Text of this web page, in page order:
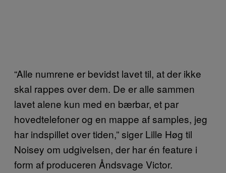
“Alle numrene er bevidst lavet til, at der ikke
skal rappes over dem. De er alle sammen
lavet alene kun med en bærbar, et par
hovedtelefoner og en mappe af samples, jeg
har indspillet over tiden,” siger Lille Høg til
Noisey om udgivelsen, der har én feature i
form af produceren Åndsvage Victor.